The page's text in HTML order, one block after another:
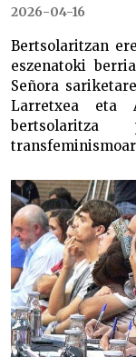
2026-04-16
Bertsolaritzan
eszenatoki
Señora
Larretxea eta